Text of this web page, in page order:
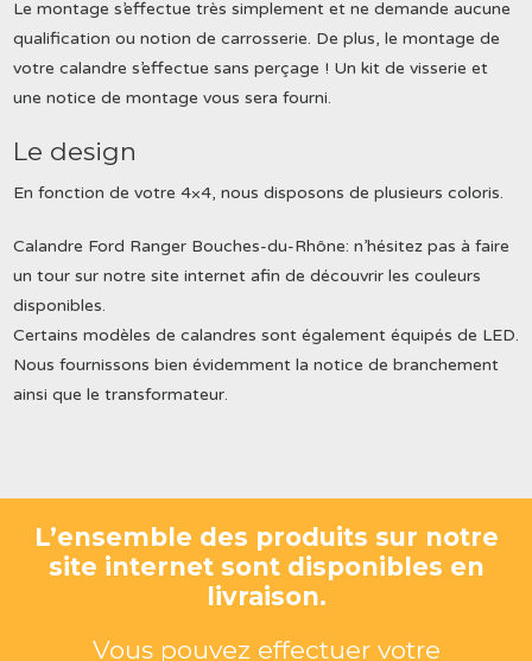
Le montage s’effectue très simplement et ne demande aucune
qualification ou notion de carrosserie. De plus, le montage de
votre calandre s’effectue sans perçage ! Un kit de visserie et
une notice de montage vous sera fourni.
Le design
En fonction de votre 4×4, nous disposons de plusieurs coloris.
Calandre Ford Ranger Bouches-du-Rhône: n’hésitez pas à faire
un tour sur notre site internet afin de découvrir les couleurs
disponibles.
Certains modèles de calandres sont également équipés de LED.
Nous fournissons bien évidemment la notice de branchement
ainsi que le transformateur.
L’ensemble des produits sur notre
site internet sont disponibles en
livraison.
Vous pouvez effectuer votre